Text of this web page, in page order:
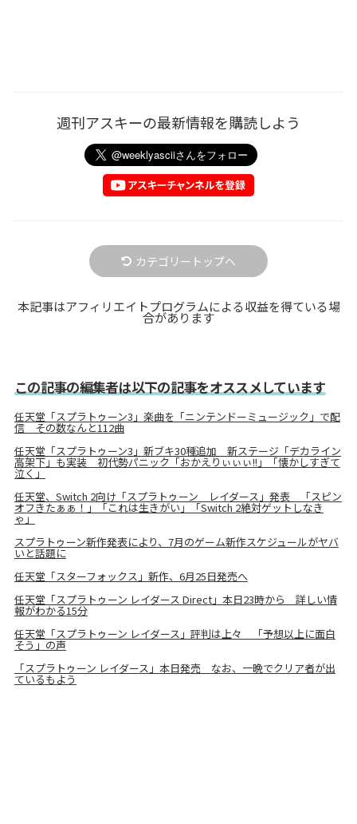
週刊アスキーの最新情報を購読しよう
カテゴリートップへ
本記事はアフィリエイトプログラムによる収益を得ている場
合があります
この記事の編集者は以下の記事をオススメしています
任天堂「スプラトゥーン3」楽曲を「ニンテンドーミュージック」で配
信 その数なんと112曲
任天堂「スプラトゥーン3」新ブキ30種追加 新ステージ「デカライン
高架下」も実装 初代勢パニック「おかえりぃぃぃ!!」「懐かしすぎて
泣く」
任天堂、Switch 2向け「スプラトゥーン レイダース」発表 「スピン
オフきたぁぁ！」「これは生きがい」「Switch 2絶対ゲットしなき
ゃ」
スプラトゥーン新作発表により、7月のゲーム新作スケジュールがヤバ
いと話題に
任天堂「スターフォックス」新作、6月25日発売へ
任天堂「スプラトゥーン レイダース Direct」本日23時から 詳しい情
報がわかる15分
任天堂「スプラトゥーン レイダース」評判は上々 「予想以上に面白
そう」の声
「スプラトゥーン レイダース」本日発売 なお、一晩でクリア者が出
ているもよう